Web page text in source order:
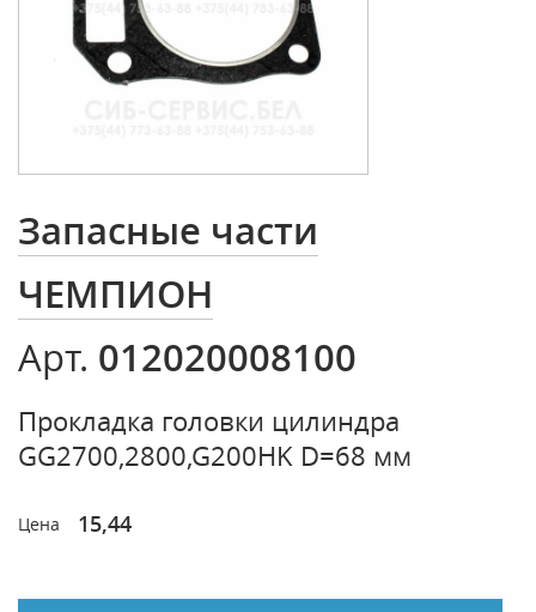
Запасные части
ЧЕМПИОН
Арт. 012020008100
Прокладка головки цилиндра
GG2700,2800,G200HK D=68 мм
Цена 15,44